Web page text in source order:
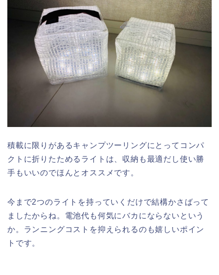
積載に限りがあるキャンプツーリングにとってコンパ
クトに折りたためるライトは、収納も最適だし使い勝
手もいいのでほんとオススメです。
今まで2つのライトを持っていくだけで結構かさばって
ましたからね。電池代も何気にバカにならないという
か。ランニングコストを抑えられるのも嬉しいポイン
トです。